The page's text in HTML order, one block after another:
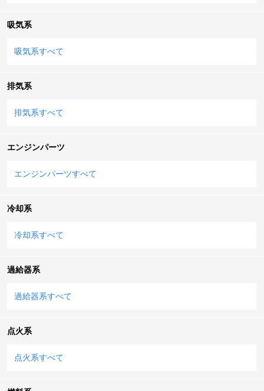
吸気系
吸気系すべて
排気系
排気系すべて
エンジンパーツ
エンジンパーツすべて
冷却系
冷却系すべて
過給器系
過給器系すべて
点火系
点火系すべて